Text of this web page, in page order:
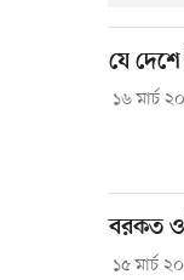
যে
১৬ মার্চ
বরকত ও
১৫ মার্চ